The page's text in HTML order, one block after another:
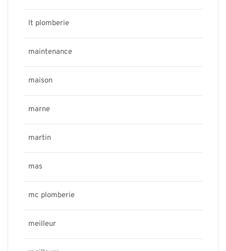
lt plomberie
maintenance
maison
marne
martin
mas
mc plomberie
meilleur